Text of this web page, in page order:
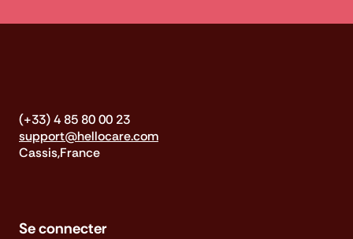
(+33) 4 85 80 00 23
support@hellocare.com
Cassis,France
Se connecter